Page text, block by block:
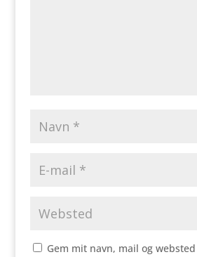
Gem mit navn, mail og